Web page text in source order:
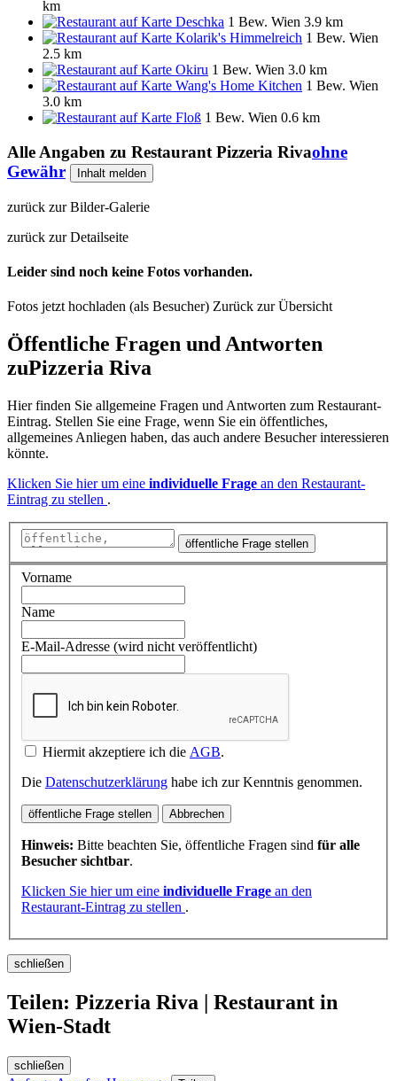
km
Deschka 1 Bew. Wien 3.9 km
Kolarik's Himmelreich 1 Bew. Wien
2.5 km
Okiru 1 Bew. Wien 3.0 km
Wang's Home Kitchen 1 Bew. Wien
3.0 km
Floß 1 Bew. Wien 0.6 km
Alle Angaben zu Restaurant Pizzeria Rivaohne
Gewähr
Inhalt melden
zurück zur Bilder-Galerie
zurück zur Detailseite
Leider sind noch keine Fotos vorhanden.
Fotos jetzt hochladen (als Besucher) Zurück zur Übersicht
Öffentliche Fragen und Antworten
zuPizzeria Riva
Hier finden Sie allgemeine Fragen und Antworten zum Restaurant-
Eintrag. Stellen Sie eine Frage, wenn Sie ein öffentliches,
allgemeines Anliegen haben, das auch andere Besucher interessieren
könnte.
Klicken Sie hier um eine individuelle Frage an den Restaurant-
Eintrag zu stellen .
öffentliche Frage stellen
Vorname
Name
E-Mail-Adresse (wird nicht veröffentlicht)
Hiermit akzeptiere ich die AGB.
Die Datenschutzerklärung habe ich zur Kenntnis genommen.
öffentliche Frage stellen Abbrechen
Hinweis: Bitte beachten Sie, öffentliche Fragen sind für alle
Besucher sichtbar.
Klicken Sie hier um eine individuelle Frage an den
Restaurant-Eintrag zu stellen .
schließen
Teilen: Pizzeria Riva | Restaurant in
Wien-Stadt
schließen